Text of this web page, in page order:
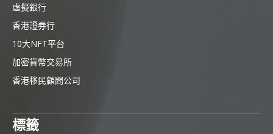
虛擬銀行
香港證券行
10大NFT平台
加密貨幣交易所
香港移民顧問公司
標籤